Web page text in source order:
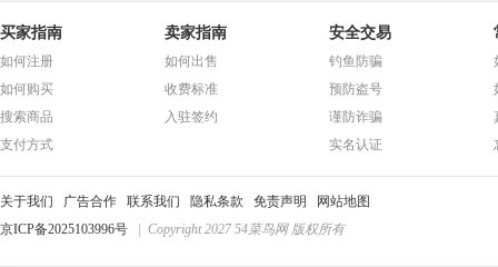
买家指南
如何注册
如何购买
搜索商品
支付方式
卖家指南
如何出售
收费标准
入驻签约
安全交易
钓鱼防骗
预防盗号
谨防诈骗
实名认证
关于我们 广告合作 联系我们 隐私条款 免责声明
网站地图
京ICP备2025103996号
| Copyright 2027 54菜鸟网 版权所有